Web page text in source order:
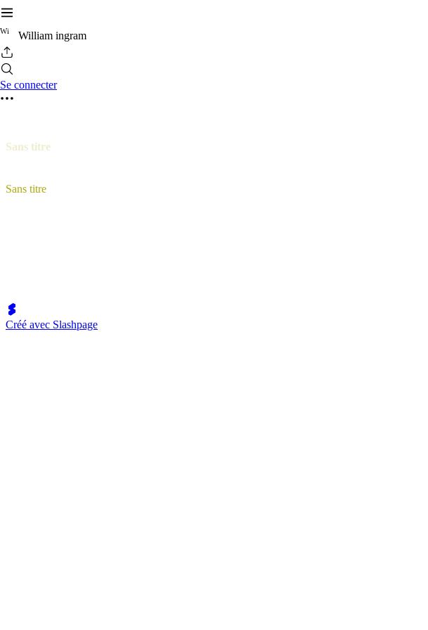
Wi William ingram
Se connecter
Sans titre
Sans titre
Créé avec Slashpage